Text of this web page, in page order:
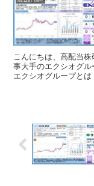
こんにちは、高配当
事大手のエクシオグル
エクシオグループとは